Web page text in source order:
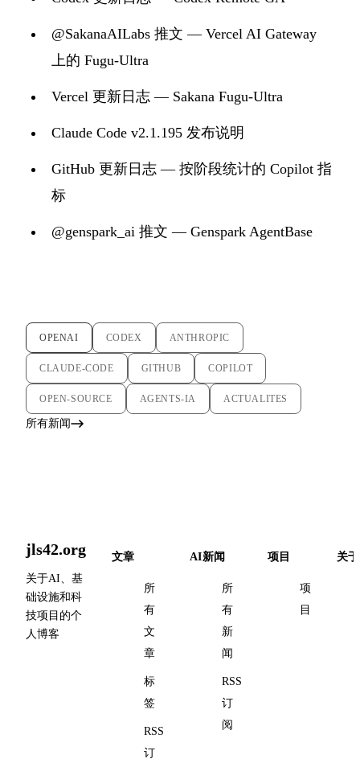
@SakanaAILabs 推文 — Vercel AI Gateway
上的 Fugu-Ultra
Vercel 更新日志 — Sakana Fugu-Ultra
Claude Code v2.1.195 发布说明
GitHub 更新日志 — 按阶段统计的 Copilot 指
标
@genspark_ai 推文 — Genspark AgentBase
OPENAI CODEX ANTHROPIC
CLAUDE-CODE GITHUB COPILOT
OPEN-SOURCE AGENTS-IA ACTUALITES
所有新闻
jls42.org
关于AI、基
础设施和科
技项目的个
人博客
文章
所
有
文
章
标
签
RSS
订
AI新闻
所
有
新
闻
RSS
订
阅
项目
项
目
关于